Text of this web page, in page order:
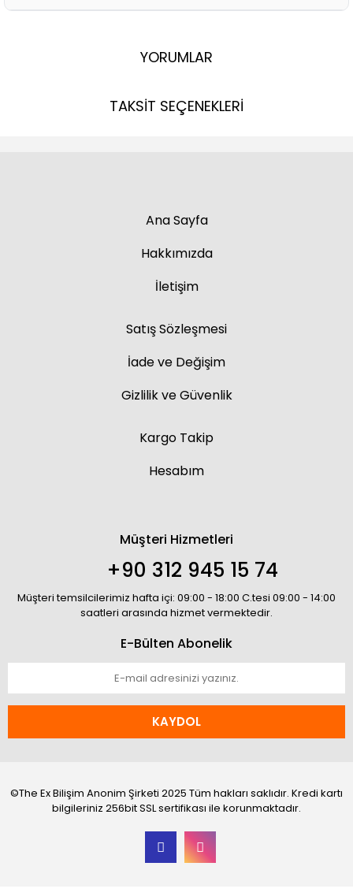
YORUMLAR
TAKSİT SEÇENEKLERİ
Ana Sayfa
Hakkımızda
İletişim
Satış Sözleşmesi
İade ve Değişim
Gizlilik ve Güvenlik
Kargo Takip
Hesabım
Müşteri Hizmetleri
+90 312 945 15 74
Müşteri temsilcilerimiz hafta içi: 09:00 - 18:00 C.tesi 09:00 - 14:00
saatleri arasında hizmet vermektedir.
E-Bülten Abonelik
KAYDOL
©The Ex Bilişim Anonim Şirketi 2025 Tüm hakları saklıdır. Kredi kartı
bilgileriniz 256bit SSL sertifikası ile korunmaktadır.